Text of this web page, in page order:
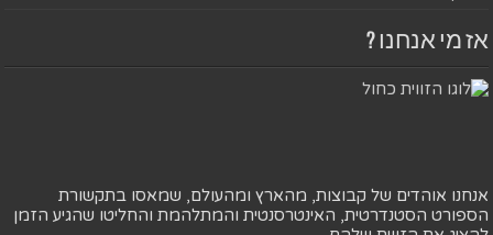
אז מי אנחנו ?
אנחנו אוהדים של קבוצות, מהארץ ומהעולם, שמאסו בתקשורת
הספורט הסטנדרטית, האינטרסנטית והמתלהמת והחליטו שהגיע הזמן